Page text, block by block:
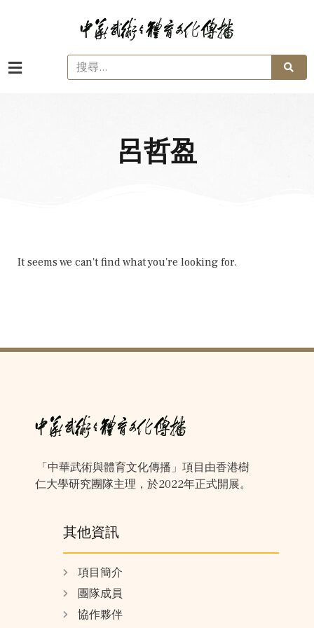
呂哲盈
It seems we can't find what you're looking for.
「中華武術與體育文化傳播」項目由香港樹
仁大學研究團隊主理，於2022年正式開展。
其他資訊
項目簡介
團隊成員
協作夥伴